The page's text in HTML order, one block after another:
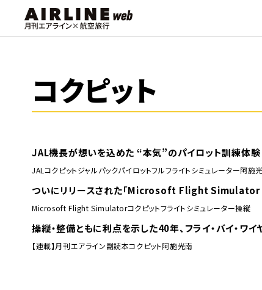
コクピット
JAL機長が想いを込めた “本気”のパイロット訓練体
JAL コクピットジャルパックパイロットフルフライトシミュレーター阿施
ついにリリースされた「Microsoft Flight Simulator
Microsoft Flight Simulatorコクピットフライトシミュレーター操縦
操縦・整備ともに利点を示した40年、フライ・バイ・ワイ
【連載】月刊エアライン副読本コクピット阿施光南